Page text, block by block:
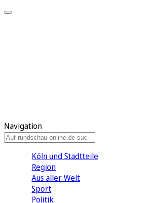
Navigation
Köln und Stadtteile
Region
Aus aller Welt
Sport
Politik